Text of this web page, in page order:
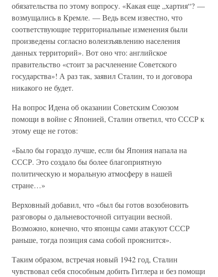
обязательства по этому вопросу. «Какая еще „хартия“? —
возмущались в Кремле. — Ведь всем известно, что
соответствующие территориальные изменения были
произведены согласно волеизъявлению населения
данных территорий». Вот оно что: английское
правительство «стоит за расчленение Советского
государства»! А раз так, заявил Сталин, то и договора
никакого не будет.
На вопрос Идена об оказании Советским Союзом
помощи в войне с Японией, Сталин ответил, что СССР к
этому еще не готов:
«Было бы гораздо лучше, если бы Япония напала на
СССР. Это создало бы более благоприятную
политическую и моральную атмосферу в нашей
стране…»
Верховный добавил, что «был бы готов возобновить
разговоры о дальневосточной ситуации весной.
Возможно, конечно, что японцы сами атакуют СССР
раньше, тогда позиция сама собой прояснится».
Таким образом, встречая новый 1942 год, Сталин
чувствовал себя способным добить Гитлера и без помощи